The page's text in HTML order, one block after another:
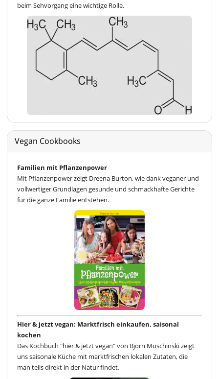
beim Sehvorgang eine wichtige Rolle.
Vegan Cookbooks
Familien mit Pflanzenpower
Mit Pflanzenpower zeigt Dreena Burton, wie dank veganer und
vollwertiger Grundlagen gesunde und schmackhafte Gerichte
für die ganze Familie entstehen.
Hier & jetzt vegan: Marktfrisch einkaufen, saisonal
kochen
Das Kochbuch "hier & jetzt vegan" von Björn Moschinski zeigt
uns saisonale Küche mit marktfrischen lokalen Zutaten, die
man teils direkt in der Natur findet.